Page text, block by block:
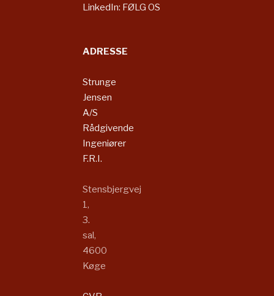
LinkedIn: FØLG OS
ADRESSE
Strunge
Jensen
A/S
Rådgivende
Ingeniører
F.R.I.​​​
Stensbjergvej
1,
3.
sal,
4600
Køge​